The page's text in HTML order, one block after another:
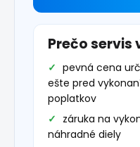
Prečo servis
pevná cena
ešte pred
poplatkov
záruka na
náhradné diely